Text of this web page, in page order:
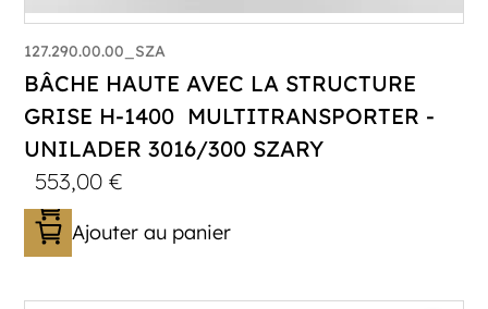
127.290.00.00_SZA
BÂCHE HAUTE AVEC LA STRUCTURE
GRISE H-1400 MULTITRANSPORTER -
UNILADER 3016/300 SZARY
553,00€
Ajouter au panier